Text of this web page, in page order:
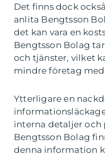
Det finns dock
anlita Bengtsson
det kan vara en
Bengtsson Bolag
och tjänster, vilket
mindre företag
Ytterligare en
interna detaljer och
Bengtsson Bolag
denna information